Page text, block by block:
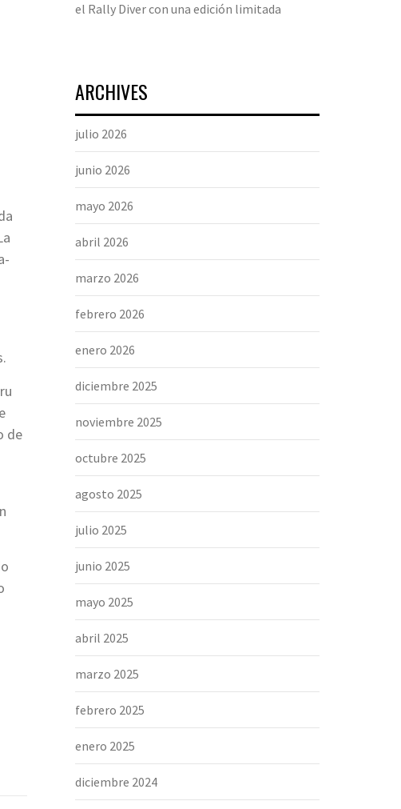
de
el Rally Diver con una edición limitada
ARCHIVES
julio 2026
junio 2026
mayo 2026
abril 2026
marzo 2026
febrero 2026
enero 2026
diciembre 2025
noviembre 2025
octubre 2025
agosto 2025
julio 2025
junio 2025
mayo 2025
abril 2025
marzo 2025
febrero 2025
enero 2025
diciembre 2024